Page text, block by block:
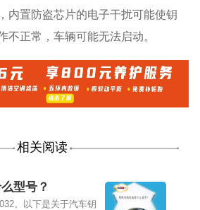
内置防盗芯片的电子干扰可能使钥
不正常，车辆可能无法启动。
相关阅读
型号？
。以下是关于汽车钥